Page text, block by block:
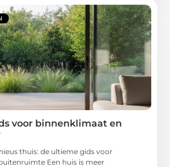
voor binnenklimaat en
thuis: de ultieme gids voor
Een huis is meer